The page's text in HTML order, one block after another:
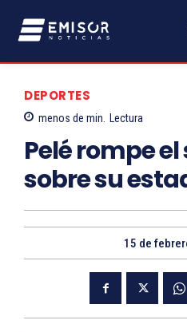
DEPORTES
menos de min. Lectura
Pelé rompe
sobre su
15 de